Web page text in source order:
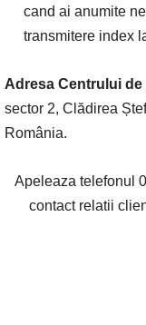
cand ai anumite
transmitere index
Adresa Centrului de
sector 2, Clădirea
România.
Apeleaza telefonul
contact relatii